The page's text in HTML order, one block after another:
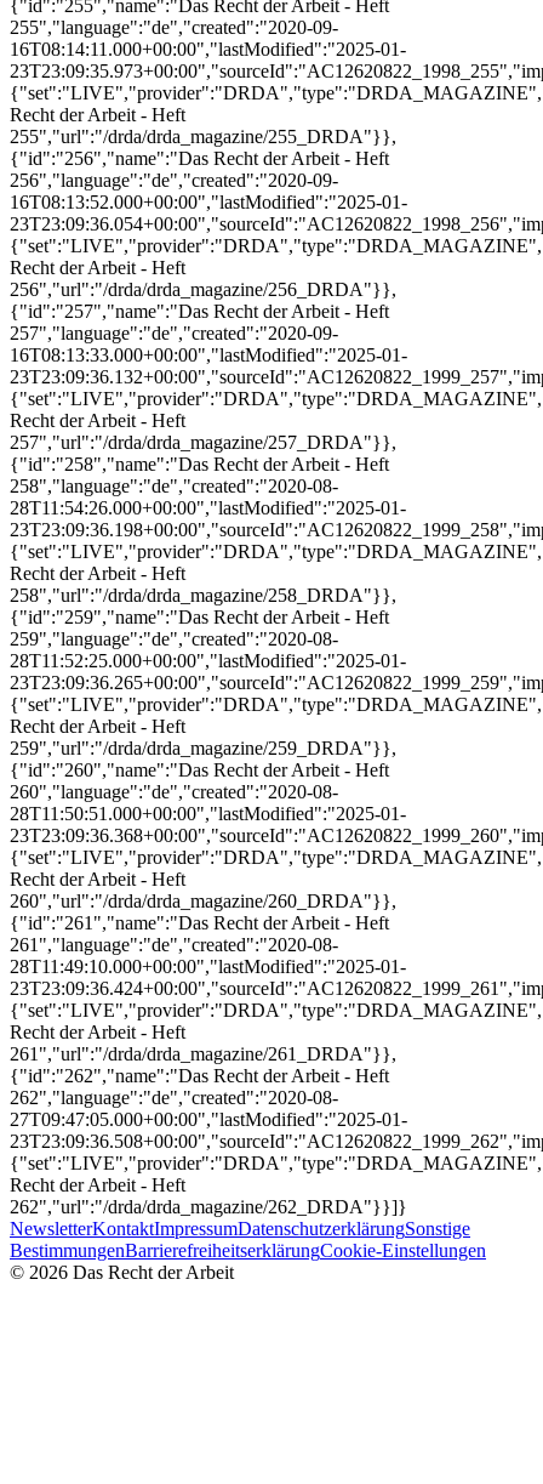
NewsletterKontaktImpressumDatenschutzerklärungSonstige
BestimmungenBarrierefreiheitserklärungCookie-Einstellungen
© 2026 Das Recht der Arbeit